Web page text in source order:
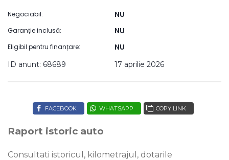
Negociabil: NU
Garanție inclusă: NU
Eligibil pentru finanțare: NU
ID anunt: 68689 17 aprilie 2026
FACEBOOK WHATSAPP COPY LINK
Raport istoric auto
Consultati istoricul, kilometrajul, dotarile